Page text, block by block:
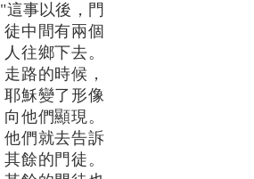
"這事以後，門
徒中間有兩個
人往鄉下去。
走路的時候，
耶穌變了形像
向他們顯現。
他們就去告訴
其餘的門徒。